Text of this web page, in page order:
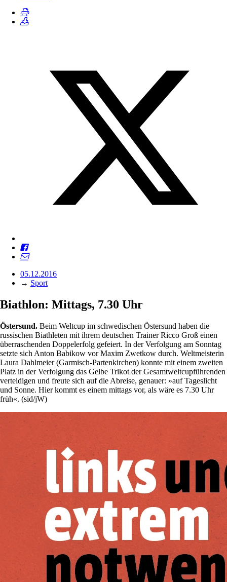
05.12.2016
→ Sport
Biathlon: Mittags, 7.30 Uhr
Östersund. Beim Weltcup im schwedischen Östersund haben die
russischen Biathleten mit ihrem deutschen Trainer Ricco Groß einen
überraschenden Doppelerfolg gefeiert. In der Verfolgung am Sonntag
setzte sich Anton Babikow vor Maxim Zwetkow durch. Weltmeisterin
Laura Dahlmeier (Garmisch-Partenkirchen) konnte mit einem zweiten
Platz in der Verfolgung das Gelbe Trikot der Gesamtweltcupführenden
verteidigen und freute sich auf die Abreise, genauer: »auf Tageslicht
und Sonne. Hier kommt es einem mittags vor, als wäre es 7.30 Uhr
früh«. (sid/jW)